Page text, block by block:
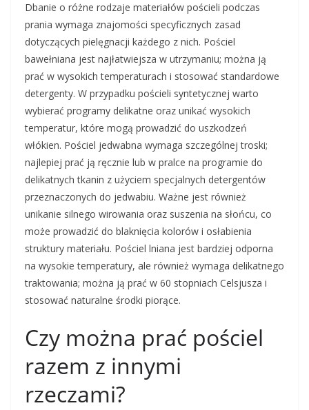
Dbanie o różne rodzaje materiałów pościeli podczas
prania wymaga znajomości specyficznych zasad
dotyczących pielęgnacji każdego z nich. Pościel
bawełniana jest najłatwiejsza w utrzymaniu; można ją
prać w wysokich temperaturach i stosować standardowe
detergenty. W przypadku pościeli syntetycznej warto
wybierać programy delikatne oraz unikać wysokich
temperatur, które mogą prowadzić do uszkodzeń
włókien. Pościel jedwabna wymaga szczególnej troski;
najlepiej prać ją ręcznie lub w pralce na programie do
delikatnych tkanin z użyciem specjalnych detergentów
przeznaczonych do jedwabiu. Ważne jest również
unikanie silnego wirowania oraz suszenia na słońcu, co
może prowadzić do blaknięcia kolorów i osłabienia
struktury materiału. Pościel lniana jest bardziej odporna
na wysokie temperatury, ale również wymaga delikatnego
traktowania; można ją prać w 60 stopniach Celsjusza i
stosować naturalne środki piorące.
Czy można prać pościel
razem z innymi
rzeczami?